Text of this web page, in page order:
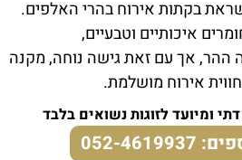
בקתות אירוח בהרי האלפים.
איכותיים וטבעיים,
ההר, אך עם זאת גישה נוחה, מקנה
אירוח מושלמת.
ומיועד לזוגות נשואים בלבד